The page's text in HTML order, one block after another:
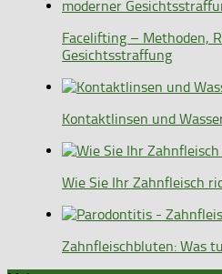
Facelifting – Methoden,
Gesichtsstraffung
Kontaktlinsen und
Wie Sie Ihr Zahnfleisch
Zahnfleischbluten: Was